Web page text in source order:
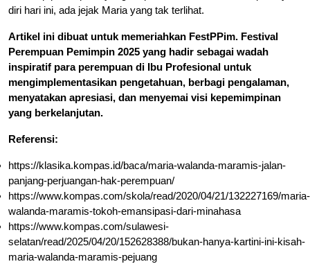
diri hari ini, ada jejak Maria yang tak terlihat.
Artikel ini dibuat untuk memeriahkan FestPPim. Festival
Perempuan Pemimpin 2025 yang hadir sebagai wadah
inspiratif para perempuan di Ibu Profesional untuk
mengimplementasikan pengetahuan, berbagi pengalaman,
menyatakan apresiasi, dan menyemai visi kepemimpinan
yang berkelanjutan.
Referensi:
https://klasika.kompas.id/baca/maria-walanda-maramis-jalan-
panjang-perjuangan-hak-perempuan/
https://www.kompas.com/skola/read/2020/04/21/132227169/maria-
walanda-maramis-tokoh-emansipasi-dari-minahasa
https://www.kompas.com/sulawesi-
selatan/read/2025/04/20/152628388/bukan-hanya-kartini-ini-kisah-
maria-walanda-maramis-pejuang